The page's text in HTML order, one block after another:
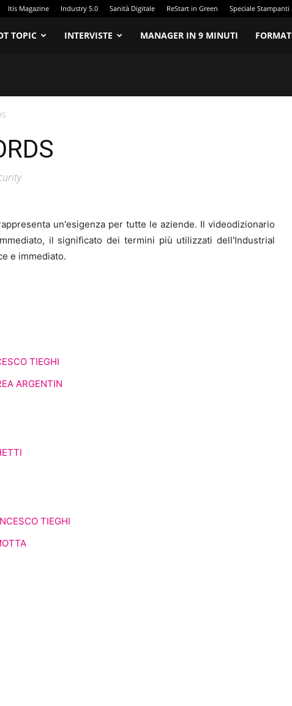
Itis Magazine Industry 5.0 Sanità Digitale ReStart in Green Speciale Stampanti
TOPIC INTERVISTE MANAGER IN 9 MINUTI FORMAT
un'esigenza per tutte le aziende. Il videodizionario
il significato dei termini più utilizzati dell'Industrial
e immediato.
TIEGHI
ARGENTIN
TIEGHI